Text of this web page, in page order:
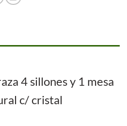
4 sillones y 1 mesa
c/ cristal